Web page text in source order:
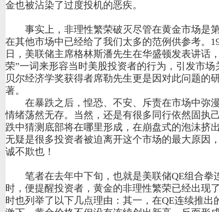
金也被沾染了过度投机的恶疾。
事实上，非理性繁荣破灭尽管在黄金市场是
在其他市场中已经给了我们太多的范例供参考。
日，美联储主席格林斯潘先生在华盛顿发表讲话
荣”一词来形容当时美股投资者的行为，引发市场
贝尔经济学奖获得者席勒先生更是因对此问题的
著。
在暴跌之后，惶恐、不安、斥责在市场中弥
情绪荡然无存。当然，还是有很多同行依然固执
跌中猜测底部将在哪里形成，在崩盘式的泡沫挤
无疑是很多投资者被迫离开这个市场的最大原因
诚不欺也！
笔者在去年中下旬，也就是美联储QE组合拳
时，便提醒投资者，黄金的非理性繁荣已经出现
时也列举了以下几点理由：其一，在QE连续推出